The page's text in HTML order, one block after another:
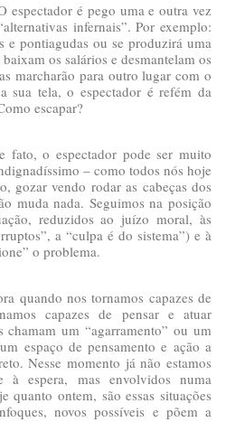
espectador é pego uma e outra vez
infernais”. Por exemplo:
e pontiagudas ou se produzirá uma
os salários e desmantelam os
marcharão para outro lugar com o
sua tela, o espectador é refém da
escapar?
fato, o espectador pode ser muito
– como todos nós hoje
gozar vendo rodar as cabeças dos
muda nada. Seguimos na posição
reduzidos ao juízo moral, às
a “culpa é do sistema”) e à
o problema.
quando nos tornamos capazes de
capazes de pensar e atuar
um “agarramento” ou um
espaço de pensamento e ação a
Nesse momento já não estamos
espera, mas envolvidos numa
quanto ontem, são essas situações
novos possíveis e põem a